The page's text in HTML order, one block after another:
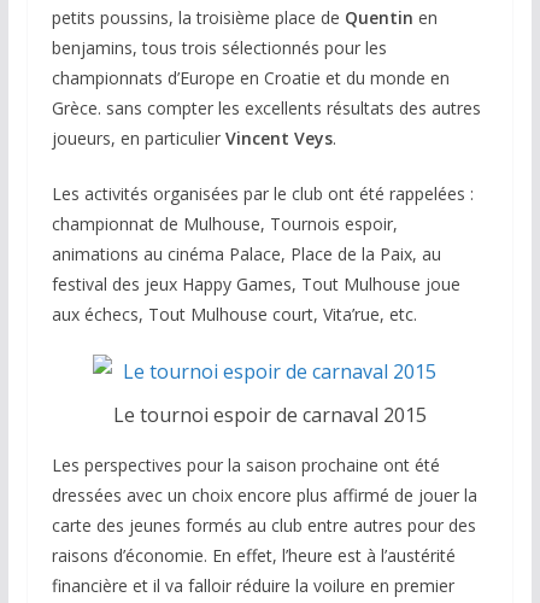
petits poussins, la troisième place de Quentin en
benjamins, tous trois sélectionnés pour les
championnats d’Europe en Croatie et du monde en
Grèce. sans compter les excellents résultats des autres
joueurs, en particulier Vincent Veys.
Les activités organisées par le club ont été rappelées :
championnat de Mulhouse, Tournois espoir,
animations au cinéma Palace, Place de la Paix, au
festival des jeux Happy Games, Tout Mulhouse joue
aux échecs, Tout Mulhouse court, Vita’rue, etc.
Le tournoi espoir de carnaval 2015
Les perspectives pour la saison prochaine ont été
dressées avec un choix encore plus affirmé de jouer la
carte des jeunes formés au club entre autres pour des
raisons d’économie. En effet, l’heure est à l’austérité
financière et il va falloir réduire la voilure en premier